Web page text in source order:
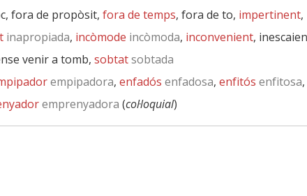
fora de propòsit, fora de temps, fora de to, impertinent,
inapropiada, incòmode incòmoda, inconvenient,
venir a tomb, sobtatsobtada
empipadora, enfadós enfadosa, enfitós enfitosa,
emprenyadora (col·loquial)